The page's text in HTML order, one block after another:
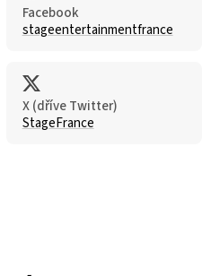
Facebook
stageentertainmentfrance
X (dříve Twitter)
StageFrance